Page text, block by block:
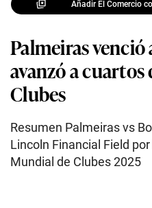
Añadir El Comercio
Palmeiras venció
avanzó a
Clubes
Resumen Palmeiras vs
Lincoln Financial Field
Mundial de Clubes 2025